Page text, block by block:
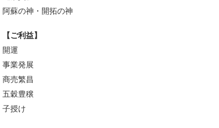
阿蘇の神・開拓の神
【ご利益】
開運
事業発展
商売繁昌
五穀豊穣
子授け